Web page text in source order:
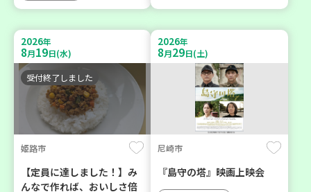
2026年
8月19日(水)
受付終了しました
姫路市
【定員に達しました！】み
んなで作れば、おいしさ倍
2026年
8月29日(土)
尼崎市
『島守の塔』映画上映会